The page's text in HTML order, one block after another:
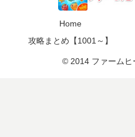
Home
攻略まとめ【1001～】
© 2014 ファームヒ